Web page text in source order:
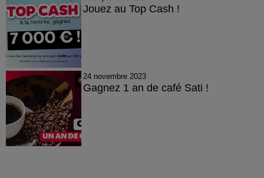
Jouez au Top Cash !
24 novembre 2023
Gagnez 1 an de café Sati !